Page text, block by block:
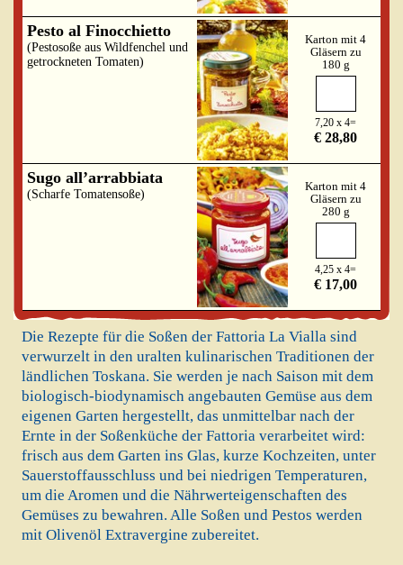
Pesto al Finocchietto
(Pestosoße aus Wildfenchel und
getrockneten Tomaten)
Karton mit 4
Gläsern zu
180 g
7,20 x 4=
€ 28,80
Sugo all’arrabbiata
(Scharfe Tomatensoße)
Karton mit 4
Gläsern zu
280 g
4,25 x 4=
€ 17,00
Die Rezepte für die Soßen der Fattoria La Vialla sind
verwurzelt in den uralten kulinarischen Traditionen der
ländlichen Toskana. Sie werden je nach Saison mit dem
biologisch-biodynamisch angebauten Gemüse aus dem
eigenen Garten hergestellt, das unmittelbar nach der
Ernte in der Soßenküche der Fattoria verarbeitet wird:
frisch aus dem Garten ins Glas, kurze Kochzeiten, unter
Sauerstoffausschluss und bei niedrigen Temperaturen,
um die Aromen und die Nährwerteigenschaften des
Gemüses zu bewahren. Alle Soßen und Pestos werden
mit Olivenöl Extravergine zubereitet.